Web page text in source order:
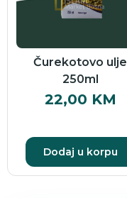
Čurekotovo ulje
250ml
22,00 KM
Dodaj u korpu